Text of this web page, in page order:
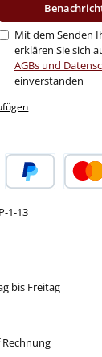
Mit dem Senden
erklären Sie sich
AGBs und
einverstanden
1-13
bis Freitag